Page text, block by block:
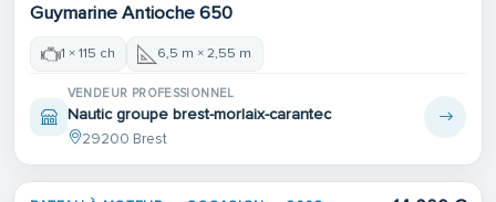
Guymarine Antioche 650
1 × 115 ch 6,5 m × 2,55 m
VENDEUR PROFESSIONNEL
Nautic groupe brest-morlaix-carantec
29200 Brest